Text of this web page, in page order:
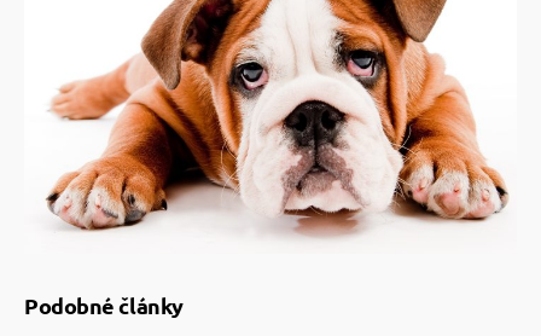
Podobné články